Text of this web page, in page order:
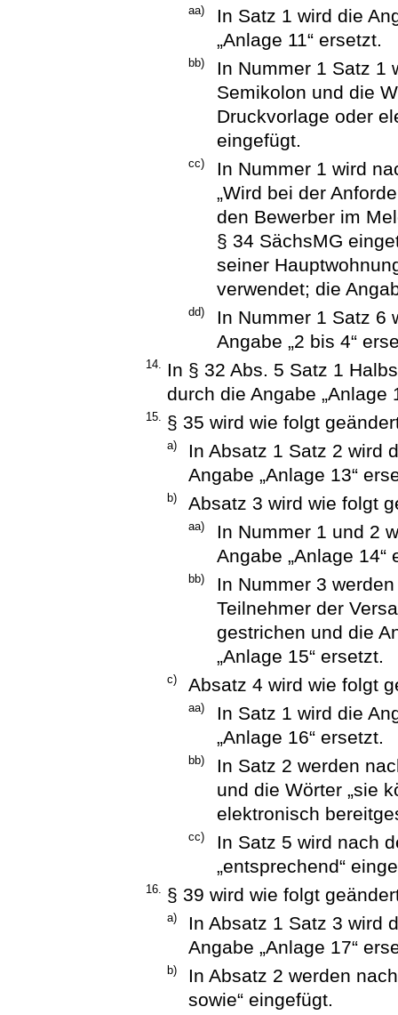
aa)
In Satz 1 wird die
„Anlage 11“ ersetzt.
bb)
In Nummer 1 Satz 1
Semikolon und die
Druckvorlage oder
eingefügt.
cc)
In Nummer 1 wird
„Wird bei der
den Bewerber im
§ 34 SächsMG
seiner
verwendet; die
dd)
In Nummer 1 Satz 6
Angabe „2 bis 4“
14. In § 32 Abs. 5 Satz 1
durch die Angabe „Anlage
15. § 35 wird wie folgt
a)
In Absatz 1 Satz 2 wird
Angabe „Anlage 13“
b) Absatz 3 wird wie folgt
aa)
In Nummer 1 und 2
Angabe „Anlage 14“
bb)
In Nummer 3
Teilnehmer der
gestrichen und die
„Anlage 15“ ersetzt.
c) Absatz 4 wird wie folgt
aa)
In Satz 1 wird die
„Anlage 16“ ersetzt.
bb)
In Satz 2 werden
und die Wörter „sie
elektronisch
cc)
In Satz 5 wird nach
„entsprechend“
16. § 39 wird wie folgt
a)
In Absatz 1 Satz 3 wird
Angabe „Anlage 17“
b)
In Absatz 2 werden
sowie“ eingefügt.